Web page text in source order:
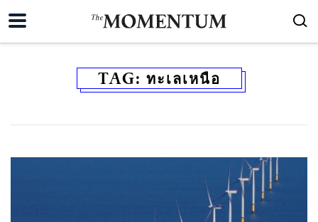
TAG: ทะเลเหนือ